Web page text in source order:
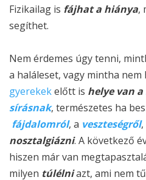
Fizikailag is fájhat a hiánya,
segíthet.
Nem érdemes úgy tenni,
a haláleset, vagy mintha
gyerekekelőtt is helye van a
sírásnak, természetes ha
fájdalomról, a veszteségről
nosztalgiázni. A következő
hiszen már van
milyen túlélniazt, ami nem